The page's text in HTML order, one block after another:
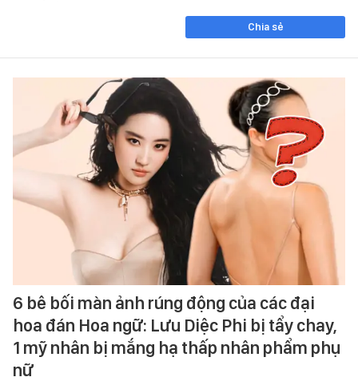
Chia sẻ
6 bê bối màn ảnh rúng động của các đại
hoa đán Hoa ngữ: Lưu Diệc Phi bị tẩy chay,
1 mỹ nhân bị mắng hạ thấp nhân phẩm phụ
nữ